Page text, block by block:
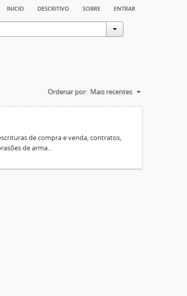
início descritivo sobre entrar
Ordenar por: Mais recentes
de compra e venda, contratos,
de arma...